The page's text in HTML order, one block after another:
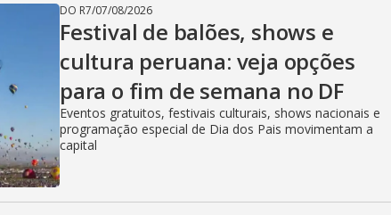
DO R7/07/08/2026
Festival de balões, shows e
cultura peruana: veja opções
para o fim de semana no DF
Eventos gratuitos, festivais culturais, shows nacionais e
programação especial de Dia dos Pais movimentam a
capital